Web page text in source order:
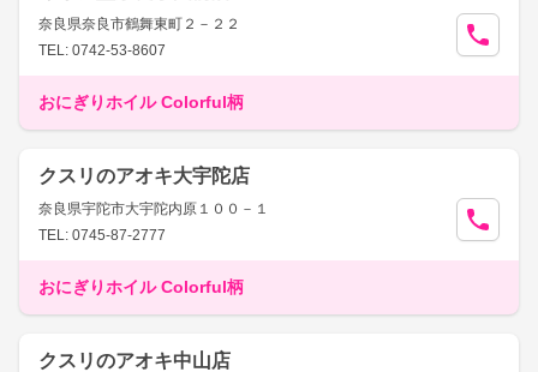
奈良県奈良市鶴舞東町２－２２
TEL: 0742-53-8607
おにぎりホイル Colorful柄
クスリのアオキ大宇陀店
奈良県宇陀市大宇陀内原１００－１
TEL: 0745-87-2777
おにぎりホイル Colorful柄
クスリのアオキ中山店